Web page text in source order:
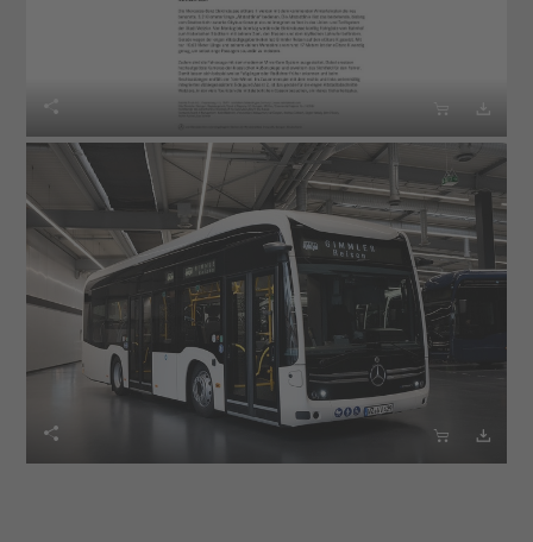
  
  